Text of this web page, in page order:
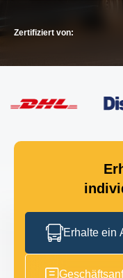
Zertifiziert von:
Erhalte ein